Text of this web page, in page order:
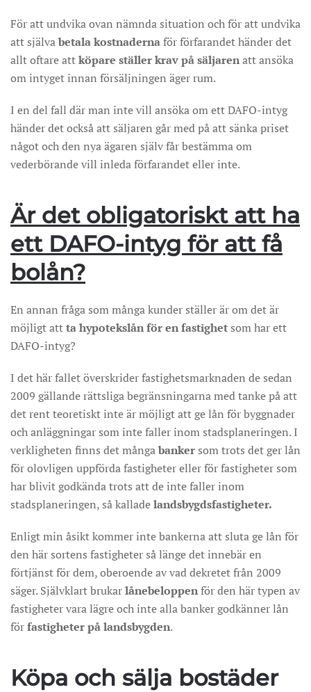
För att undvika ovan nämnda situation och för att undvika
att självabetala kostnadernaför förfarandet händer det
allt oftare attköpare ställer krav på säljarenatt ansöka
om intyget innan försäljningen äger rum.
I en del fall där man inte vill ansöka om ett DAFO-intyg
händer det också att säljaren går med på att sänka priset
något och den nya ägaren själv får bestämma om
vederbörande vill inleda förfarandet eller inte.
Är det obligatoriskt att ha
ett DAFO-intyg för att få
bolån?
En annan fråga som många kunder ställer är om det är
möjligt attta hypotekslån för en fastighet som har ett
DAFO-intyg?
I det här fallet överskrider fastighetsmarknaden de sedan
2009 gällande rättsliga begränsningarna med tanke på att
det rent teoretiskt inte är möjligt att ge lån för byggnader
och anläggningar som inte faller inom stadsplaneringen. I
verkligheten finns det mångabanker som trots det ger lån
för olovligen uppförda fastigheter eller för fastigheter som
har blivit godkända trots att de inte faller inom
stadsplaneringen, så kalladelandsbygdsfastigheter.
Enligt min åsikt kommer inte bankerna att sluta ge lån för
den här sortens fastigheter så länge det innebär en
förtjänst för dem, oberoende av vad dekretet från 2009
säger. Självklart brukarlånebeloppenför den här typen av
fastigheter vara lägre och inte alla banker godkänner lån
förfastigheter på landsbygden.
Köpa och sälja bostäder